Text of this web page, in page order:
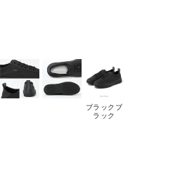
ブラックブ
ラック